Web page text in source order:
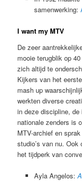
samenwerking:
I want my MTV
De zeer
mooie terugblik op
zich altijd te
Kijkers van het
mash up
werkten diverse
in deze discipline, de
nationale zenders is
MTV-archief en
studio’s van nu.
het tijdperk van
Ayla Angelos: